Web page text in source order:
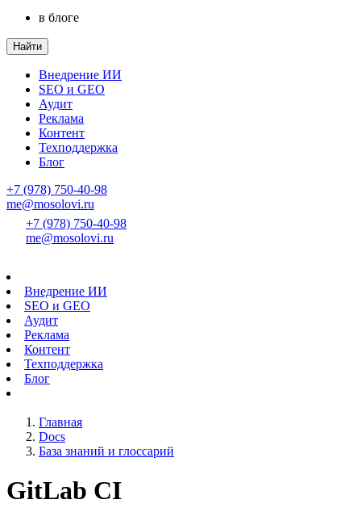
в блоге
Найти
Внедрение ИИ
SEO и GEO
Аудит
Реклама
Контент
Техподдержка
Блог
+7 (978) 750-40-98
me@mosolovi.ru
+7 (978) 750-40-98
me@mosolovi.ru
Внедрение ИИ
SEO и GEO
Аудит
Реклама
Контент
Техподдержка
Блог
Главная
Docs
База знаний и глоссарий
GitLab CI